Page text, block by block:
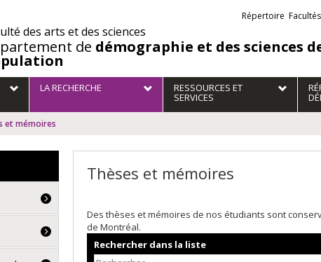
des arts et des sciences
de démographie et des sciences
Liens
externes
Répertoire Facultés
LA RECHERCHE RESSOURCES ET
SERVICES
et mémoires
Thèses et mémoires
Des thèses et mémoires de nos étudiants sont
de Montréal.
Rechercher dans la liste